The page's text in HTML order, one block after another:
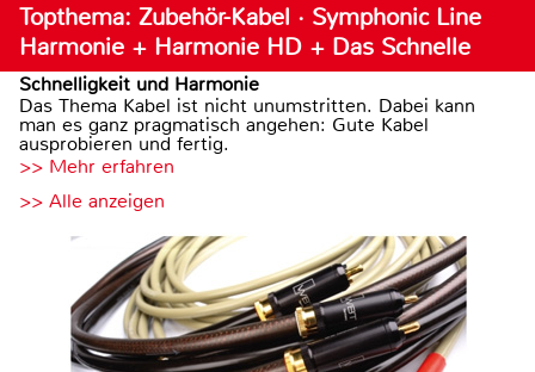
Topthema: Zubehör-Kabel · Symphonic Line
Harmonie + Harmonie HD + Das Schnelle
Schnelligkeit und Harmonie
Das Thema Kabel ist nicht unumstritten. Dabei kann
man es ganz pragmatisch angehen: Gute Kabel
ausprobieren und fertig.
>> Mehr erfahren
>> Alle anzeigen